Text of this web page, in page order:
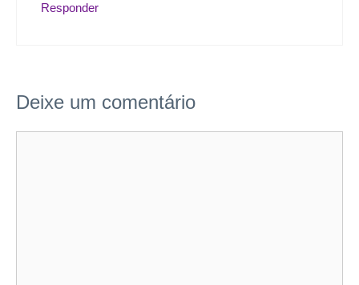
Responder
Deixe um comentário